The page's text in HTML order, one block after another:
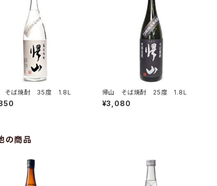
そば焼酎 35度 1.8L 帰山 そば焼酎 25度 1.8L
¥3,080
の商品